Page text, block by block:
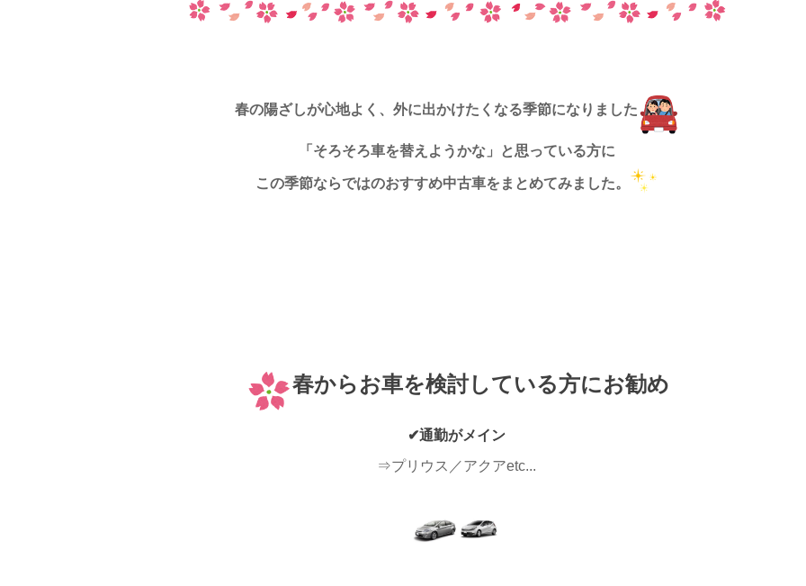
春の陽ざしが心地よく、外に出かけたくなる季節になりました
「そろそろ車を替えようかな」と思っている方に
この季節ならではのおすすめ中古車をまとめてみました。
春からお車を検討している方にお勧め
✔通勤がメイン
⇒プリウス／アクアetc...